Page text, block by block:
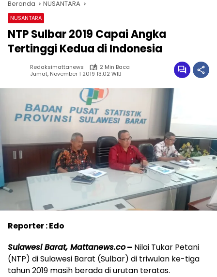
Beranda NUSANTARA
NUSANTARA
NTP Sulbar 2019 Capai Angka
Tertinggi Kedua di Indonesia
Redaksimattanews
2 Min Baca
Jumat, November 1 2019 13:02 WIB
Reporter : Edo
Sulawesi Barat, Mattanews.co– Nilai Tukar Petani
(NTP) di Sulawesi Barat (Sulbar) di triwulan ke-tiga
tahun 2019 masih berada di urutan teratas.